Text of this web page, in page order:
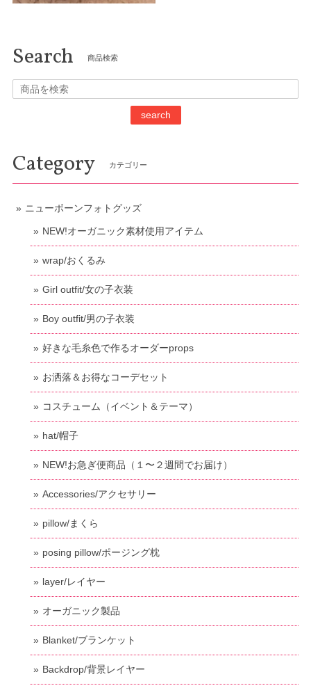
Search 商品検索
search
Category カテゴリー
ニューボーンフォトグッズ
NEW!オーガニック素材使用アイテム
wrap/おくるみ
Girl outfit/女の子衣装
Boy outfit/男の子衣装
好きな毛糸色で作るオーダーprops
お洒落＆お得なコーデセット
コスチューム（イベント＆テーマ）
hat/帽子
NEW!お急ぎ便商品（１〜２週間でお届け）
Accessories/アクセサリー
pillow/まくら
posing pillow/ポージング枕
layer/レイヤー
オーガニック製品
Blanket/ブランケット
Backdrop/背景レイヤー